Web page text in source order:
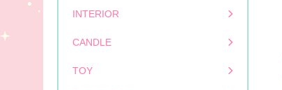
INTERIOR
CANDLE
TOY